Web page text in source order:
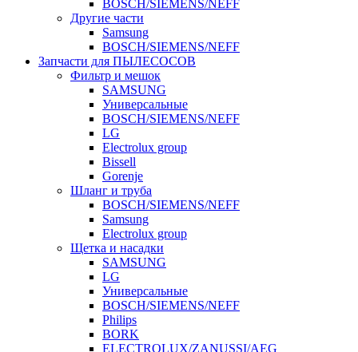
BOSCH/SIEMENS/NEFF
Другие части
Samsung
BOSCH/SIEMENS/NEFF
Запчасти для ПЫЛЕСОСОВ
Фильтр и мешок
SAMSUNG
Универсальные
BOSCH/SIEMENS/NEFF
LG
Electrolux group
Bissell
Gorenje
Шланг и труба
BOSCH/SIEMENS/NEFF
Samsung
Electrolux group
Щетка и насадки
SAMSUNG
LG
Универсальные
BOSCH/SIEMENS/NEFF
Philips
BORK
ELECTROLUX/ZANUSSI/AEG